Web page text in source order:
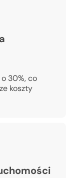
o 30%, co
koszty